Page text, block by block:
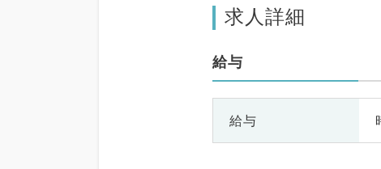
求人詳細
給与
給与